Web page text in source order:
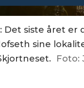
Det siste året er
sine
Foto: